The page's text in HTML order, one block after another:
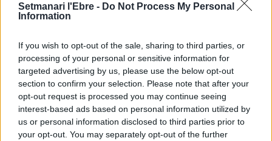
Setmanari l'Ebre - Do Not Process My Personal
Information
If you wish to opt-out of the sale, sharing to third parties, or
processing of your personal or sensitive information for
targeted advertising by us, please use the below opt-out
section to confirm your selection. Please note that after your
opt-out request is processed you may continue seeing
interest-based ads based on personal information utilized by
us or personal information disclosed to third parties prior to
your opt-out. You may separately opt-out of the further
DEIXA UNA RESPOSTA
Comentari: